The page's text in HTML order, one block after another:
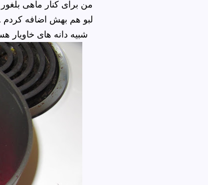
من برای کنار ماهی
لبو هم بهش اضافه کردم .